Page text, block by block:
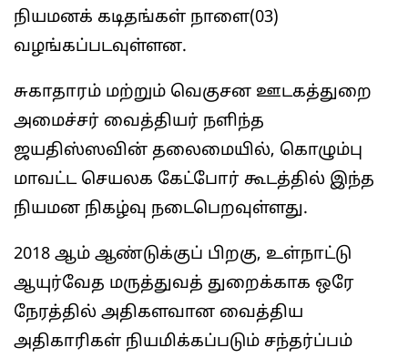
நியமனக் கடிதங்கள் நாளை(03)
வழங்கப்படவுள்ளன.
சுகாதாரம் மற்றும் வெகுசன ஊடகத்துறை
அமைச்சர் வைத்தியர் நளிந்த
ஜயதிஸ்ஸவின் தலைமையில், கொழும்பு
மாவட்ட செயலக கேட்போர் கூடத்தில் இந்த
நியமன நிகழ்வு நடைபெறவுள்ளது.
2018 ஆம் ஆண்டுக்குப் பிறகு, உள்நாட்டு
ஆயுர்வேத மருத்துவத் துறைக்காக ஒரே
நேரத்தில் அதிகளவான வைத்திய
அதிகாரிகள் நியமிக்கப்படும் சந்தர்ப்பம்